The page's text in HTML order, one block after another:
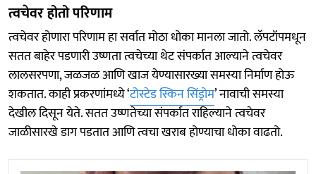
त्वचेवर होतो परिणाम
त्वचेवर होणारा परिणाम हा सर्वात मोठा धोका मानला जातो. लॅपटॉपमधून
सतत बाहेर पडणारी उष्णता त्वचेच्या थेट संपर्कात आल्याने त्वचेवर
लालसरपणा, जळजळ आणि खाज येण्यासारख्या समस्या निर्माण होऊ
शकतात. काही प्रकरणांमध्ये ‘टोस्टेड स्किन सिंड्रोम’ नावाची समस्या
देखील दिसून येते. सतत उष्णतेच्या संपर्कात राहिल्याने त्वचेवर
जाळीसारखे डाग पडतात आणि त्वचा खराब होण्याचा धोका वाढतो.